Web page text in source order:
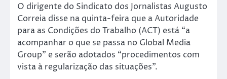
O dirigente do Sindicato dos Jornalistas Augusto
Correia disse na quinta-feira que a Autoridade
para as Condições do Trabalho (ACT) está “a
acompanhar o que se passa no Global Media
Group” e serão adotados “procedimentos com
vista à regularização das situações”.